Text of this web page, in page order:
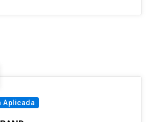
Aplicada